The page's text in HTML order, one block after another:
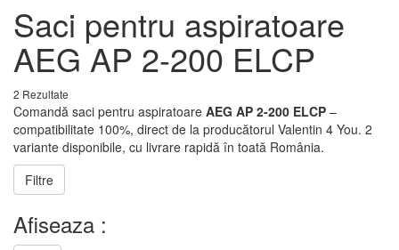
Saci pentru aspiratoare
AEG AP 2-200 ELCP
2 Rezultate
Comandă saci pentru aspiratoare AEG AP 2-200 ELCP –
compatibilitate 100%, direct de la producătorul Valentin 4 You. 2
variante disponibile, cu livrare rapidă în toată România.
Filtre
Afiseaza :